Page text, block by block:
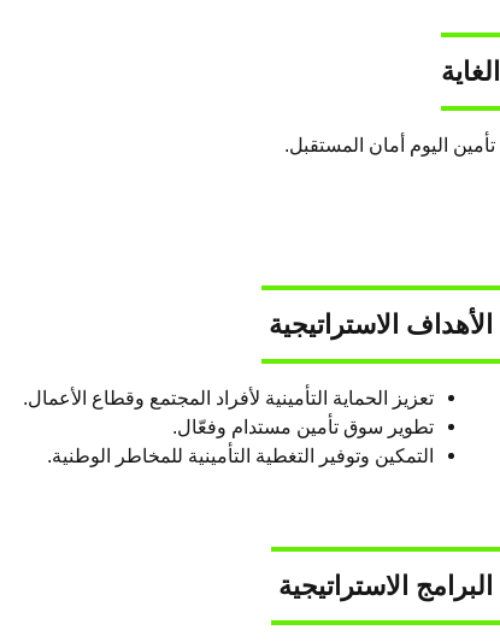
الغاية
​ تأمين اليوم أمان المستقبل.
الأهداف الاستراتيجية
تعزيز الحماية التأمينية لأفراد المجتمع وقطاع الأعمال.
تطوير سوق تأمين مستدام وفعّال.
التمكين وتوفير التغطية التأمينية للمخاطر الوطنية.
​ البرامج الاستراتيجية